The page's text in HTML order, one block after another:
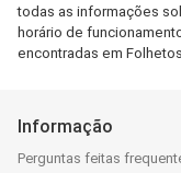
todas as informações
horário de
encontradas em
Informação
Perguntas feitas